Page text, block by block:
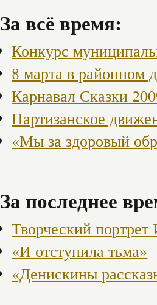
За всё время:
Конкурс
8 марта в районном
Карнавал Сказки
Партизанское
«Мы за здоровый
За последнее
Творческий
«И отступила тьма»
«Денискины